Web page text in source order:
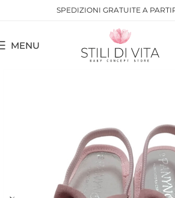
SPEDIZIONI GRATUITE A
MENU